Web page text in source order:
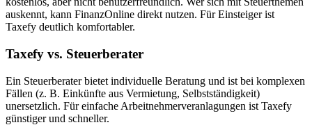
auskennt, kann FinanzOnline direkt nutzen. Für Einsteiger ist
Taxefy deutlich komfortabler.
Taxefy vs. Steuerberater
Ein Steuerberater bietet individuelle Beratung und ist bei komplexen
Fällen (z. B. Einkünfte aus Vermietung, Selbstständigkeit)
unersetzlich. Für einfache Arbeitnehmerveranlagungen ist Taxefy
günstiger und schneller.